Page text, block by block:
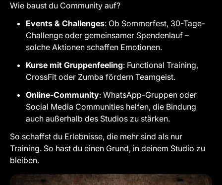
Wie baust du Community auf?
Events & Challenges: Ob Sommerfest, 30-Tage-
Challenge oder gemeinsamer Spendenlauf –
solche Aktionen schaffen Emotionen.
Kurse mit Gruppenfeeling: Functional Training,
CrossFit oder Zumba fördern Teamgeist.
Online-Community: WhatsApp-Gruppen oder
Social Media Communities helfen, die Bindung
auch außerhalb des Studios zu stärken.
So schaffst du Erlebnisse, die mehr sind als nur
Training. So hast du einen Grund, in deinem Studio zu
bleiben.